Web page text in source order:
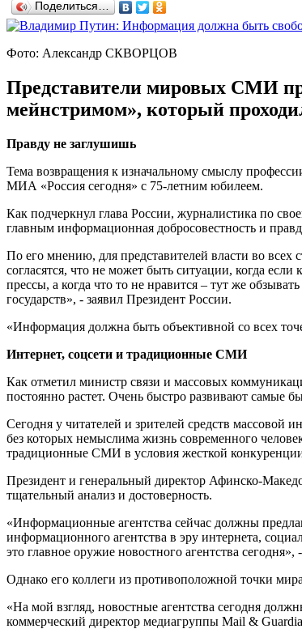
Поделиться…
Фото: Александр СКВОРЦОВ
Представители мировых СМИ
мейнстримом», который
Правду не заглушишь
Тема возвращения к изначальному смыслу
МИА «Россия сегодня» с 75-летним юбилеем.
Как подчеркнул глава России, журналистика по
главным информационная добросовестность и
По его мнению, для представителей власти во
согласятся, что не может быть ситуации, когда
прессы, а когда что то не нравится – тут же
государств», - заявил Президент России.
«Информация должна быть объективной со всех
Интернет, соцсети и традиционные СМИ
Как отметил министр связи и массовых
постоянно растет. Очень быстро развивают самые
Сегодня у читателей и зрителей средств
без которых немыслима жизнь современного
традиционные СМИ в условия жесткой
Президент и генеральный директор Афинско-
тщательный анализ и достоверность.
«Информационные агентства сейчас должны
информационного агентства в эру интернета,
это главное оружие новостного агентства сегодня»,
Однако его коллеги из противоположной точки
«На мой взгляд, новостные агентства сегодня
коммерческий директор медиагруппы Mail &